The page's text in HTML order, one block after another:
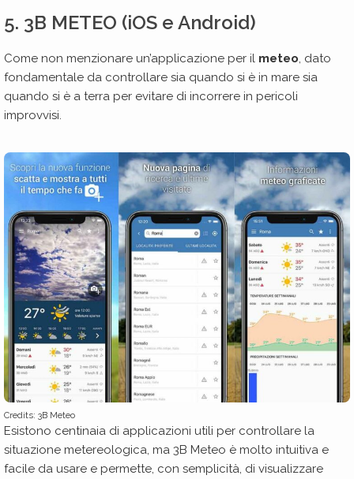
5. 3B METEO (iOS e Android)
Come non menzionare un’applicazione per il meteo, dato
fondamentale da controllare sia quando si è in mare sia
quando si è a terra per evitare di incorrere in pericoli
improvvisi.
Credits: 3B Meteo
Esistono centinaia di applicazioni utili per controllare la
situazione metereologica, ma 3B Meteo è molto intuitiva e
facile da usare e permette, con semplicità, di visualizzare